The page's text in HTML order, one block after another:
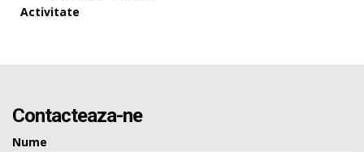
Activitate
Contacteaza-ne
Nume